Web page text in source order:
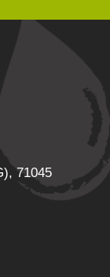
71045